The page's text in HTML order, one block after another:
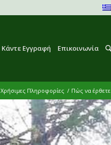
Κάντε Εγγραφή Επικοινωνία
Χρήσιμες Πληροφορίες / Πώς να έρθετε